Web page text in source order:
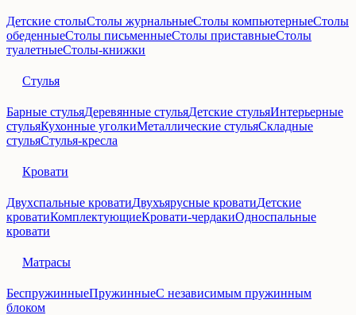
Детские столыСтолы журнальныеСтолы компьютерныеСтолы
обеденныеСтолы письменныеСтолы приставныеСтолы
туалетныеСтолы-книжки
Стулья
Барные стульяДеревянные стульяДетские стульяИнтерьерные
стульяКухонные уголкиМеталлические стульяСкладные
стульяСтулья-кресла
Кровати
Двухспальные кроватиДвухъярусные кроватиДетские
кроватиКомплектующиеКровати-чердакиОдноспальные
кровати
Матрасы
БеспружинныеПружинныеС независимым пружинным
блоком